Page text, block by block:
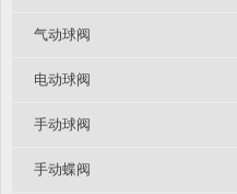
气动球阀
电动球阀
手动球阀
手动蝶阀